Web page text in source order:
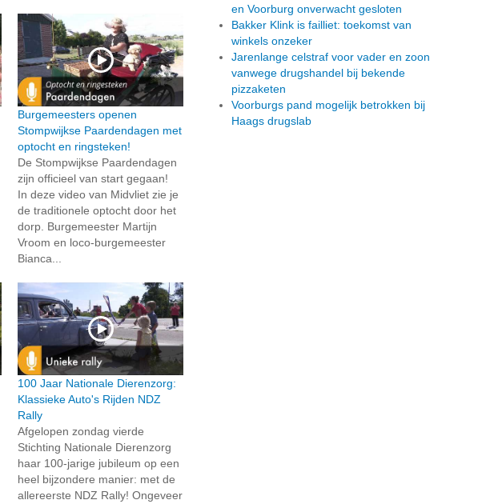
Burgemeesters openen
Stompwijkse Paardendagen met
optocht en ringsteken!
De Stompwijkse Paardendagen
zijn officieel van start gegaan!
In deze video van Midvliet zie je
de traditionele optocht door het
dorp. Burgemeester Martijn
Vroom en loco-burgemeester
Bianca...
100 Jaar Nationale Dierenzorg:
Klassieke Auto's Rijden NDZ
Rally
Afgelopen zondag vierde
Stichting Nationale Dierenzorg
haar 100-jarige jubileum op een
heel bijzondere manier: met de
allereerste NDZ Rally! Ongeveer
en Voorburg onverwacht gesloten
Bakker Klink is failliet: toekomst van
winkels onzeker
Jarenlange celstraf voor vader en zoon
vanwege drugshandel bij bekende
pizzaketen
Voorburgs pand mogelijk betrokken bij
Haags drugslab